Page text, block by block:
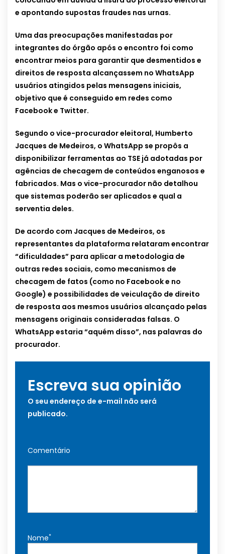
e apontando supostas fraudes nas urnas.
Uma das preocupações manifestadas por
integrantes do órgão após o encontro foi como
encontrar meios para garantir que desmentidos e
direitos de resposta alcançassem no WhatsApp
usuários atingidos pelas mensagens iniciais,
objetivo que é conseguido em redes como
Facebook e Twitter.
Segundo o vice-procurador eleitoral, Humberto
Jacques de Medeiros, o WhatsApp se propôs a
disponibilizar ferramentas ao TSE já adotadas por
agências de checagem de conteúdos enganosos e
fabricados. Mas o vice-procurador não detalhou
que sistemas poderão ser aplicados e qual a
serventia deles.
De acordo com Jacques de Medeiros, os
representantes da plataforma relataram encontrar
“dificuldades” para aplicar a metodologia de
outras redes sociais, como mecanismos de
checagem de fatos (como no Facebook e no
Google) e possibilidades de veiculação de direito
de resposta aos mesmos usuários alcançado pelas
mensagens originais consideradas falsas. O
WhatsApp estaria “aquém disso”, nas palavras do
procurador.
Escreva sua opinião
O seu endereço de e-mail não será
publicado.
Comentário
Nome*